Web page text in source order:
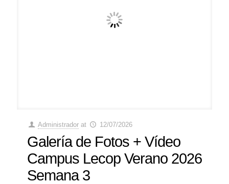
Administrador at 12/07/2026
Galería de Fotos + Vídeo
Campus Lecop Verano 2026
Semana 3